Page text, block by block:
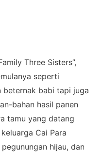
Three Sisters”,
seperti
beternak babi tapi juga
bahan hasil panen
tamu yang datang
Cai Para
hijau, dan